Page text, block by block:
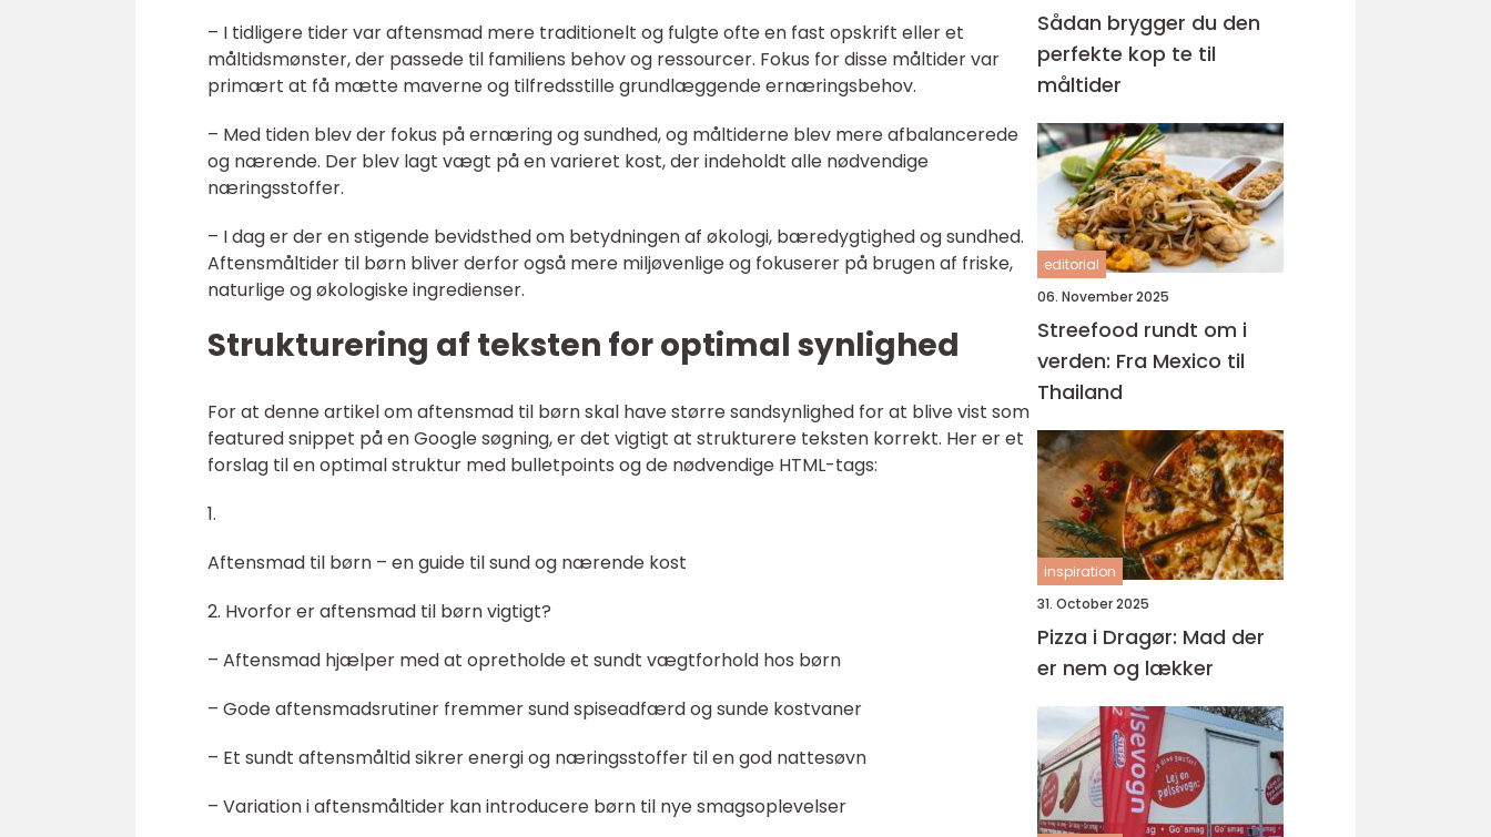
– I tidligere tider var aftensmad mere traditionelt og fulgte ofte en fast opskrift eller et
måltidsmønster, der passede til familiens behov og ressourcer. Fokus for disse måltider var
primært at få mætte maverne og tilfredsstille grundlæggende ernæringsbehov.
– Med tiden blev der fokus på ernæring og sundhed, og måltiderne blev mere afbalancerede
og nærende. Der blev lagt vægt på en varieret kost, der indeholdt alle nødvendige
næringsstoffer.
– I dag er der en stigende bevidsthed om betydningen af økologi, bæredygtighed og sundhed.
Aftensmåltider til børn bliver derfor også mere miljøvenlige og fokuserer på brugen af friske,
naturlige og økologiske ingredienser.
Strukturering af teksten for optimal synlighed
For at denne artikel om aftensmad til børn skal have større sandsynlighed for at blive vist som
featured snippet på en Google søgning, er det vigtigt at strukturere teksten korrekt. Her er et
forslag til en optimal struktur med bulletpoints og de nødvendige HTML-tags:
1.
Aftensmad til børn – en guide til sund og nærende kost
2. Hvorfor er aftensmad til børn vigtigt?
– Aftensmad hjælper med at opretholde et sundt vægtforhold hos børn
– Gode aftensmadsrutiner fremmer sund spiseadfærd og sunde kostvaner
– Et sundt aftensmåltid sikrer energi og næringsstoffer til en god nattesøvn
– Variation i aftensmåltider kan introducere børn til nye smagsoplevelser
Sådan brygger du den
perfekte kop te til
måltider
editorial
06. November 2025
Streefood rundt om i
verden: Fra Mexico til
Thailand
inspiration
31. October 2025
Pizza i Dragør: Mad der
er nem og lækker